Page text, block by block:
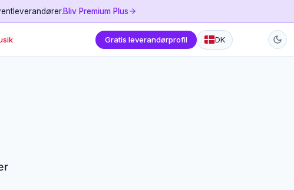
Bliv Premium Plus
Gratis leverandørprofil DK